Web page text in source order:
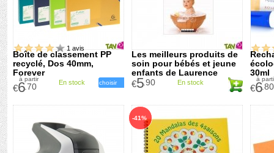
Boîte de classement PP
recyclé, Dos 40mm,
Forever
à partir
€6.70 En stock choisir
1 avis
Les meilleurs produits de
soin pour bébés et jeune
enfants de Laurence
Wittner et Hélène le Héno
€5.90 En stock
30ml
à
€6.80
-41%